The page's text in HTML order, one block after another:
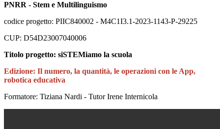
PNRR - Stem e Multilinguismo
codice progetto: PIIC840002 - M4C1I3.1-2023-1143-P-29225
CUP: D54D23007040006
Titolo progetto: siSTEMiamo la scuola
Edizione: Il numero, la quantità, le operazioni con le App,
robotica educativa
Formatore: Tiziana Nardi - Tutor Irene Internicola